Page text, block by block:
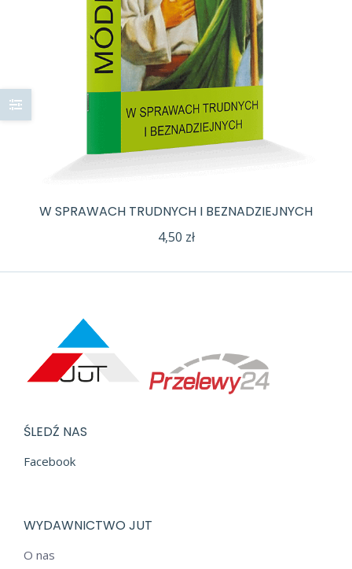
W SPRAWACH TRUDNYCH I BEZNADZIEJNYCH
4,50 zł
ŚLEDŹ NAS
Facebook
WYDAWNICTWO JUT
O nas